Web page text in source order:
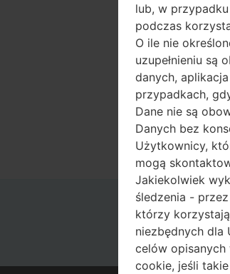
lub, w
podczas
O ile nie
uzupełnieniu są
danych,
przypadkach,
Dane nie są
Danych bez
Użytkownicy,
mogą
Jakiekolwiek
śledzenia -
którzy
niezbędnych dla
celów
cookie, jeśli